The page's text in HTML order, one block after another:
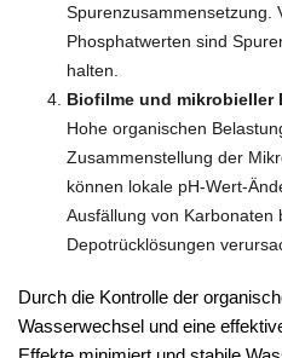
Spurenzusammensetzung.
Phosphatwerten sind
halten.
Biofilme und mikrobieller
Hohe organischen
Zusammenstellung der
können lokale pH-Wert-
Ausfällung von Karbonaten
Depotrücklösungen
Durch die Kontrolle der
Wasserwechsel und eine